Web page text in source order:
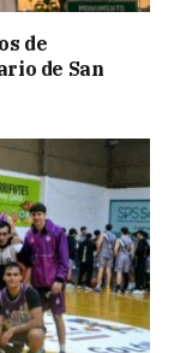
de
de San